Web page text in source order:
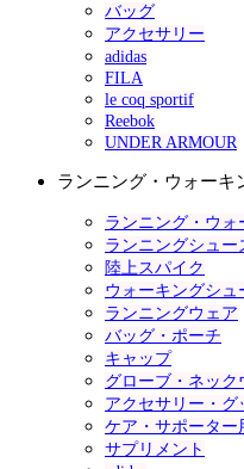
バッグ
アクセサリー
adidas
FILA
le coq sportif
Reebok
UNDER ARMOUR
ランニング・ウォーキ
ランニング・ウォ
ランニングシュー
陸上スパイク
ウォーキングシュ
ランニングウェア
バッグ・ポーチ
キャップ
グローブ・ネック
アクセサリー・グ
ケア・サポーター
サプリメント